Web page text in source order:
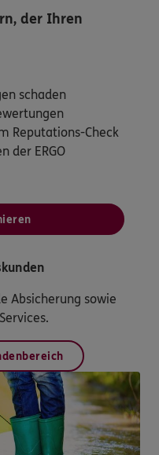
der Ihren
schaden
Reputations-Check
der ERGO
Absicherung sowie